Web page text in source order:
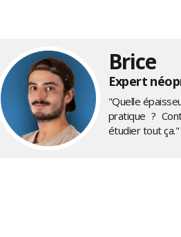
Brice
Expert
"Quelle
pratique ?
étudier tout ça."